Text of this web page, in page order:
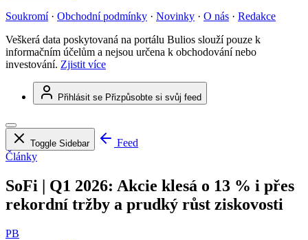
Soukromí · Obchodní podmínky · Novinky · O nás · Redakce
Veškerá data poskytovaná na portálu Bulios slouží pouze k
informačním účelům a nejsou určena k obchodování nebo
investování. Zjistit více
Přihlásit se Přizpůsobte si svůj feed
Toggle Sidebar
Feed
Články
SoFi | Q1 2026: Akcie klesá o 13 % i přes
rekordní tržby a prudký růst ziskovosti
PB